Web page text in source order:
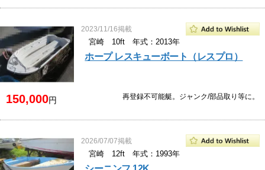
2023/11/16掲載
宮崎 10ft 年式：2013年
ホープ レスキューボート（レスプロ）
150,000円 再登録不可能艇。ジャンク/部品取り等に。
2026/07/07掲載
宮崎 12ft 年式：1993年